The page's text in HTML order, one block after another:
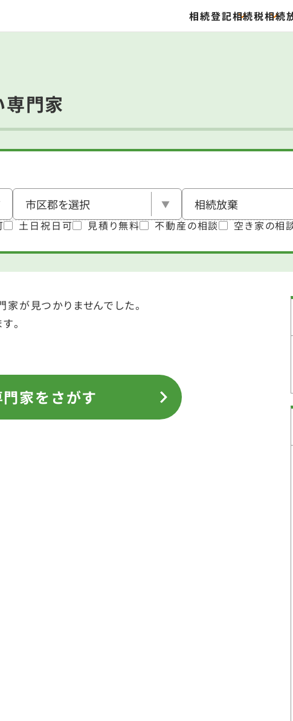
相続登記相続税相続
門家
土日祝日可 見積り無料 不動産の相談 空き家の相
が見つかりませんでした。
。
門家をさがす